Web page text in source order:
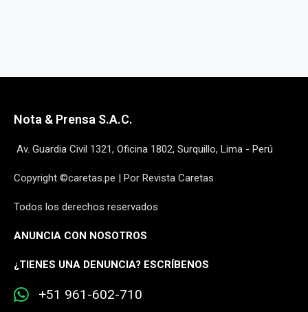
Nota & Prensa S.A.C.
Av. Guardia Civil 1321, Oficina 1802, Surquillo, Lima - Perú
Copyright ©caretas.pe | Por Revista Caretas
Todos los derechos reservados
ANUNCIA CON NOSOTROS
¿TIENES UNA DENUNCIA? ESCRÍBENOS
+51 961-602-710